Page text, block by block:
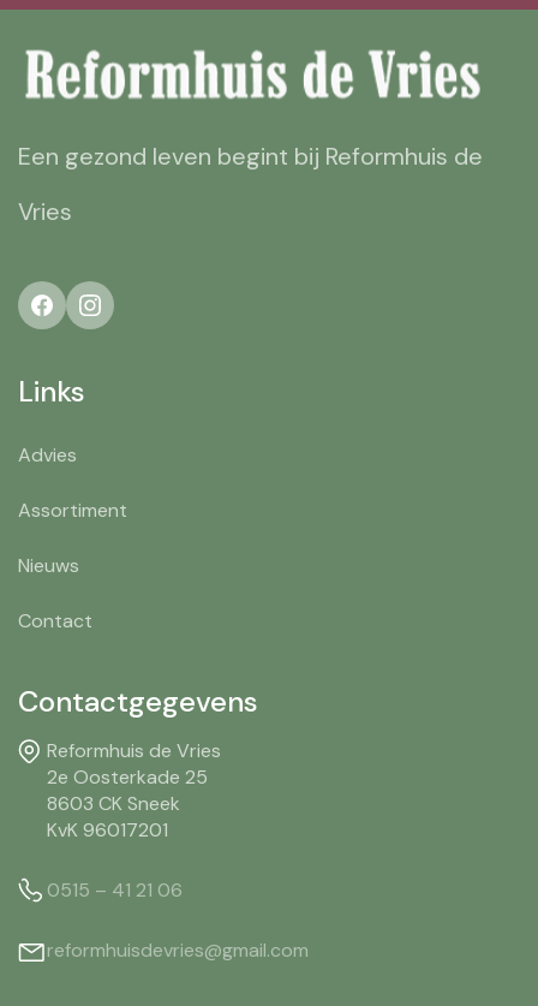
Een gezond leven begint bij Reformhuis de
Vries
Links
Advies
Assortiment
Nieuws
Contact
Contactgegevens
Reformhuis de Vries
2e Oosterkade 25
8603 CK Sneek
KvK 96017201
0515 – 41 21 06
reformhuisdevries@gmail.com